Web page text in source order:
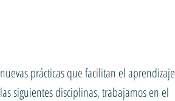
prácticas que facilitan el aprendizaje
siguientes disciplinas, trabajamos en el